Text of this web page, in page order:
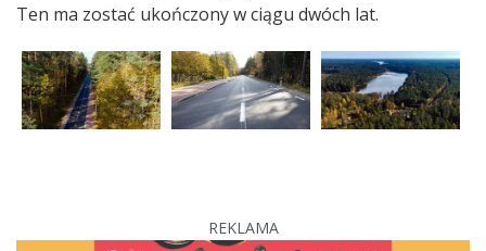
Ten ma zostać ukończony w ciągu dwóch lat.
REKLAMA